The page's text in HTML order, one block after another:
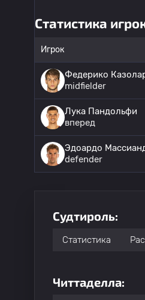
Статистика
Игрок
Федерико
midfielder
Лука Пандольфи
вперед
Эдоардо
defender
Судтироль:
Статистика
Читтаделла: